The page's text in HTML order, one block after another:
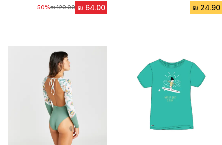
מחיר לפני הנחה‏129.00 ₪
50%